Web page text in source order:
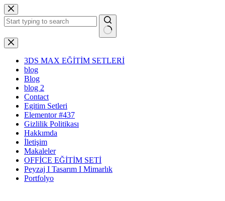
Skip
to
content
No
results
3DS MAX EĞİTİM SETLERİ
blog
Blog
blog 2
Contact
Egitim Setleri
Elementor #437
Gizlilik Politikası
Hakkımda
İletişim
Makaleler
OFFİCE EĞİTİM SETİ
Peyzaj I Tasarım I Mimarlık
Portfolyo